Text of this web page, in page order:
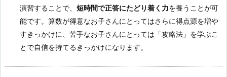
演習することで、 短時間で正答にたどり着く力を養うことが可
能です。算数が得意なお子さんにとってはさらに得点源を増や
すきっかけに、苦手なお子さんにとっては「攻略法」を学ぶこ
とで自信を持てるきっかけになります。